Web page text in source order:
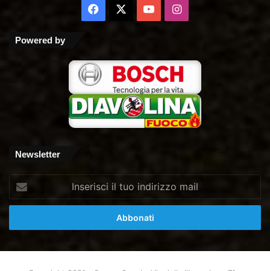
Facebook You Instagram
Powered by
Newsletter
tuo
mail